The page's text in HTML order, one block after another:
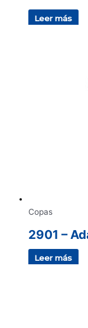
Leer más
Copas
2901 –
Leer más